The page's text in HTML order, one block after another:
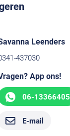
Leenders
437030
App ons!
06-13366405
E-mail